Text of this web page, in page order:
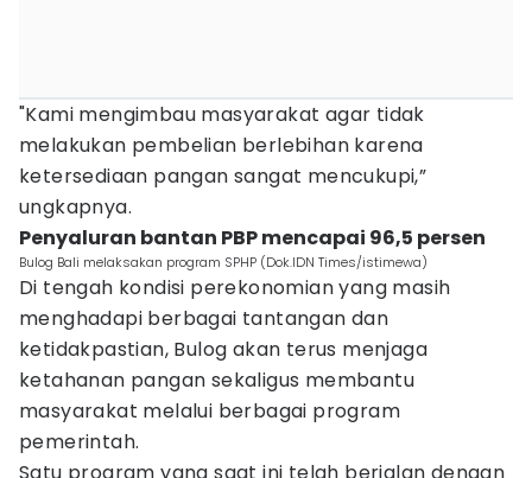
"Kami mengimbau masyarakat agar tidak
melakukan pembelian berlebihan karena
ketersediaan pangan sangat mencukupi,”
ungkapnya.
Penyaluran bantan PBP mencapai 96,5 persen
Bulog Bali melaksakan program SPHP (Dok.IDN Times/istimewa)
Di tengah kondisi perekonomian yang masih
menghadapi berbagai tantangan dan
ketidakpastian, Bulog akan terus menjaga
ketahanan pangan sekaligus membantu
masyarakat melalui berbagai program
pemerintah.